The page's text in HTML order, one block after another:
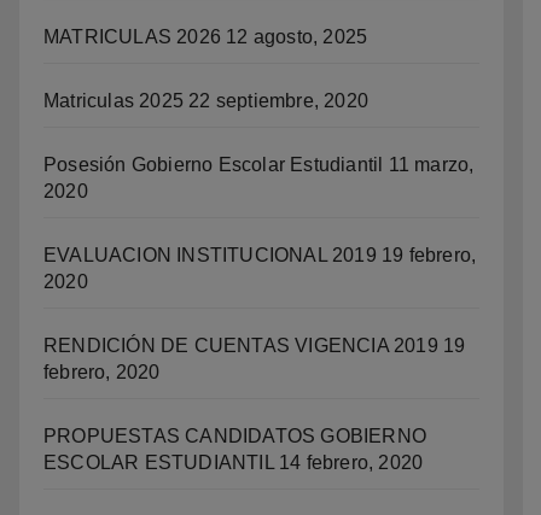
MATRICULAS 2026 12 agosto, 2025
Matriculas 2025 22 septiembre, 2020
Posesión Gobierno Escolar Estudiantil
11 marzo,
2020
EVALUACION INSTITUCIONAL 2019 19 febrero,
2020
RENDICIÓN DE CUENTAS VIGENCIA 2019 19
febrero, 2020
PROPUESTAS CANDIDATOS GOBIERNO
ESCOLAR ESTUDIANTIL 14 febrero, 2020